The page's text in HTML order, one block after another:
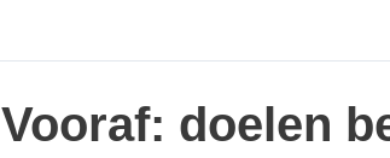
Vooraf: doelen